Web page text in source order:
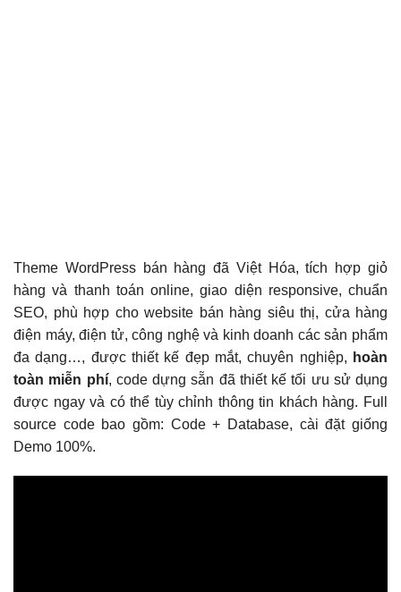
Theme WordPress bán hàng đã Việt Hóa, tích hợp giỏ
hàng và thanh toán online, giao diện responsive, chuẩn
SEO, phù hợp cho website bán hàng siêu thị, cửa hàng
điện máy, điện tử, công nghệ và kinh doanh các sản phẩm
đa dạng…, được thiết kế đẹp mắt, chuyên nghiệp, hoàn
toàn miễn phí, code dựng sẵn đã thiết kế tối ưu sử dụng
được ngay và có thể tùy chỉnh thông tin khách hàng. Full
source code bao gồm: Code + Database, cài đặt giống
Demo 100%.